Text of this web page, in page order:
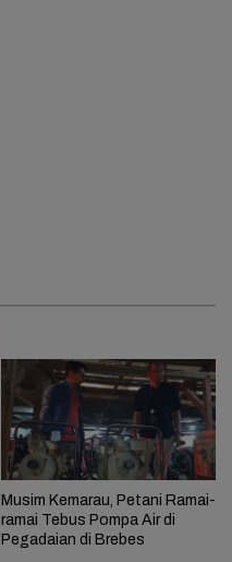
Musim Kemarau, Petani Ramai-
ramai Tebus Pompa Air di
Pegadaian di Brebes